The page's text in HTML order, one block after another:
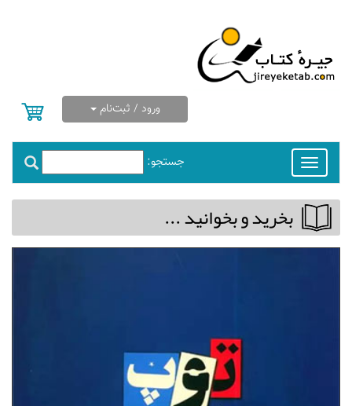
ورود / ثبت‌نام
جستجو:
Toggle
navigation
بخريد و بخوانيد ...